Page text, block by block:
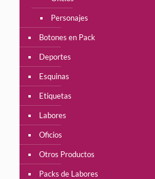
Personajes
Botones en Pack
Deportes
Esquinas
Etiquetas
Labores
Oficios
Otros Productos
Packs de Labores